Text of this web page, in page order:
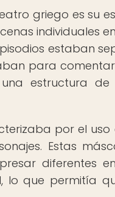
griego es su
individuales
estaban
para
estructura
por el
Estas
diferentes
lo que permitía